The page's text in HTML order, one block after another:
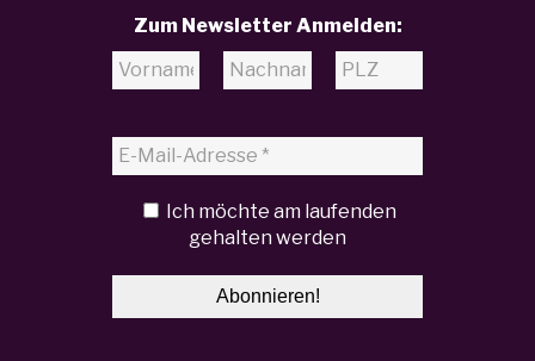
Zum Newsletter Anmelden:
Ich möchte am laufenden
gehalten werden